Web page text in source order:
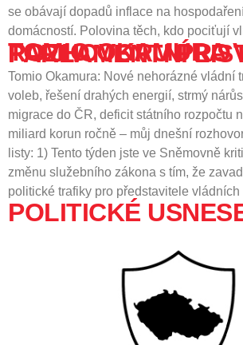
se obávají dopadů inflace na
domácností. Polovina těch, kdo pociťují
TOMIO OKAMURA V ROZHOVORU PRO
Tomio Okamura: Nové nehorázné vládní
voleb, řešení drahých energií, strmý
migrace do ČR, deficit státního rozpočtu
miliard korun ročně – můj dnešní
listy: 1) Tento týden jste ve Sněmovně
změnu služebního zákona s tím, že
politické trafiky pro představitele
POLITICKÉ